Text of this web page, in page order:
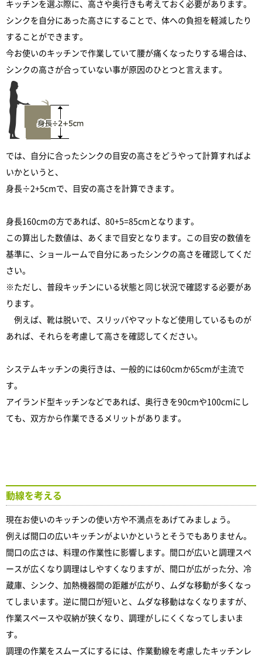
キッチンを選ぶ際に、高さや奥行きも考えておく必要があります。
シンクを自分にあった高さにすることで、体への負担を軽減したり
することができます。
今お使いのキッチンで作業していて腰が痛くなったりする場合は、
シンクの高さが合っていない事が原因のひとつと言えます。
では、自分に合ったシンクの目安の高さをどうやって計算すればよ
いかというと、
身長÷2+5cmで、目安の高さを計算できます。
身長160cmの方であれば、80+5=85cmとなります。
この算出した数値は、あくまで目安となります。この目安の数値を
基準に、ショールームで自分にあったシンクの高さを確認してくだ
さい。
※ただし、普段キッチンにいる状態と同じ状況で確認する必要があ
ります。
例えば、靴は脱いで、スリッパやマットなど使用しているものが
あれば、それらを考慮して高さを確認してください。
システムキッチンの奥行きは、一般的には60cmか65cmが主流で
す。
アイランド型キッチンなどであれば、奥行きを90cmや100cmにし
ても、双方から作業できるメリットがあります。
動線を考える
現在お使いのキッチンの使い方や不満点をあげてみましょう。
例えば間口の広いキッチンがよいかというとそうでもありません。
間口の広さは、料理の作業性に影響します。間口が広いと調理スペ
ースが広くなり調理はしやすくなりますが、間口が広がった分、冷
蔵庫、シンク、加熱機器間の距離が広がり、ムダな移動が多くなっ
てしまいます。逆に間口が短いと、ムダな移動はなくなりますが、
作業スペースや収納が狭くなり、調理がしにくくなってしまいま
す。
調理の作業をスムーズにするには、作業動線を考慮したキッチンレ